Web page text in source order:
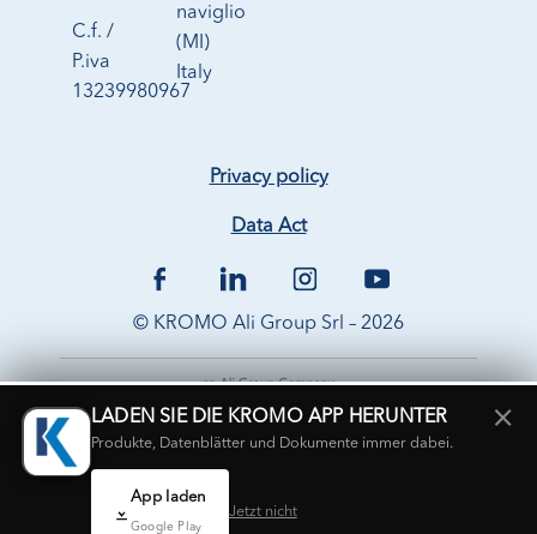
C.f. /
P.iva
13239980967
naviglio
(MI)
Italy
Privacy policy
Data Act
© KROMO Ali Group Srl – 2026
LADEN SIE DIE KROMO APP HERUNTER
Produkte, Datenblätter und Dokumente immer dabei.
App laden
Google Play
Jetzt nicht
×